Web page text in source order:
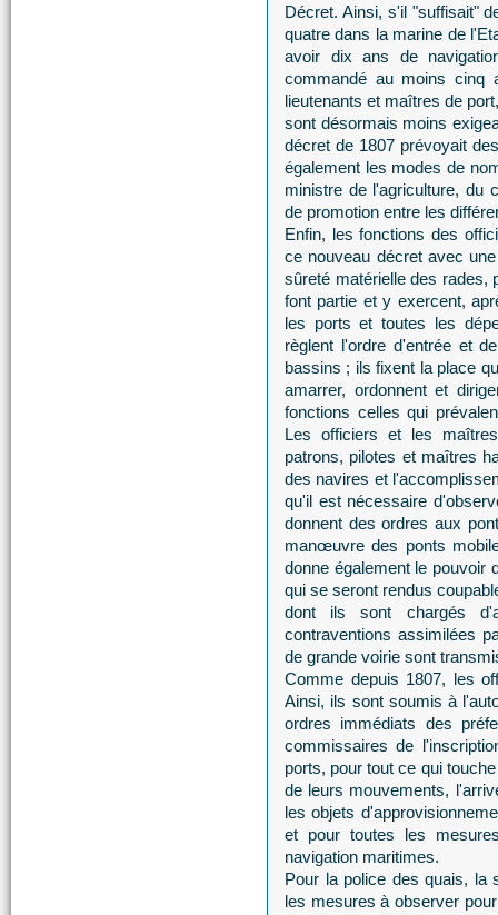
Décret. Ainsi, s'il "suffisait"
quatre dans la marine de
avoir dix ans de
commandé au moins cinq
lieutenants et maîtres de
sont désormais moins
décret de 1807 prévoyait
également les modes de
ministre de l'agriculture, du
de promotion entre les
Enfin, les fonctions des
ce nouveau décret avec
sûreté matérielle des rades,
font partie et y exercent,
les ports et toutes les
règlent l'ordre d'entrée et
bassins ; ils fixent la place
amarrer, ordonnent et
fonctions celles qui
Les officiers et les
patrons, pilotes et maîtres
des navires et
qu'il est nécessaire
donnent des ordres aux
manœuvre des ponts
donne également le pouvoir
qui se seront rendus
dont ils sont chargés
contraventions assimilées
de grande voirie sont
Comme depuis 1807, les
Ainsi, ils sont soumis à
ordres immédiats des
commissaires de
ports, pour tout ce qui
de leurs mouvements,
les objets
et pour toutes les
navigation maritimes.
Pour la police des quais, la
les mesures à observer